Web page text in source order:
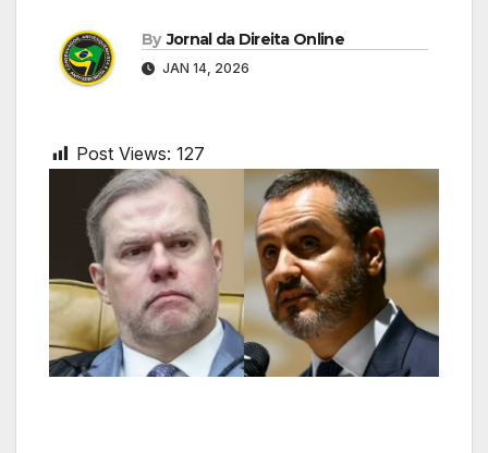
By Jornal da Direita Online
JAN 14, 2026
Post Views: 127